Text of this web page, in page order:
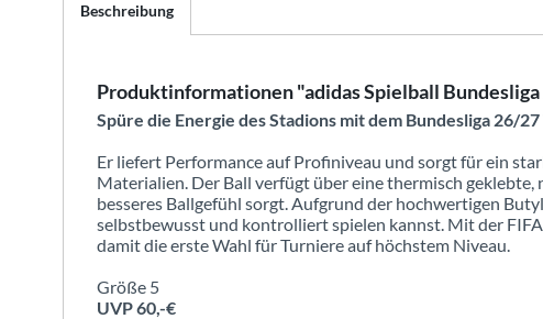
Beschreibung
Produktinformationen "adidas Spielball
Spüre die Energie des Stadions mit dem Bundesliga
Er liefert Performance auf Profiniveau und sorgt für ein
Materialien. Der Ball verfügt über eine thermisch
besseres Ballgefühl sorgt. Aufgrund der hochwertigen
selbstbewusst und kontrolliert spielen kannst. Mit der
damit die erste Wahl für Turniere auf höchstem Niveau.
Größe 5
UVP 60,-€